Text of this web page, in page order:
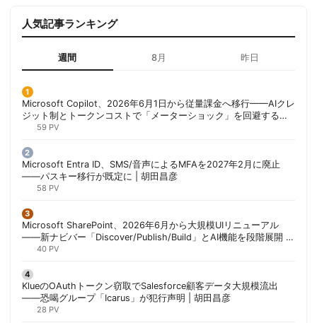
人気記事ランキング
週間 8月 昨日
Microsoft Copilot、2026年6月1日から従量課金へ移行——AIクレ
ジット制とトークンコストで「メーターショック」を回避する方
法 | 胡田昌彦
59 PV
Microsoft Entra ID、SMS/音声によるMFAを2027年2月に廃止
——パスキー移行が既定に | 胡田昌彦
58 PV
Microsoft SharePoint、2026年6月から大規模UIリニューアル
——新ナビバー「Discover/Publish/Build」とAI機能を段階展開 |
胡田昌彦
40 PV
KlueのOAuthトークン窃取でSalesforce顧客データ大規模流出
——恐喝グループ「Icarus」が犯行声明 | 胡田昌彦
28 PV